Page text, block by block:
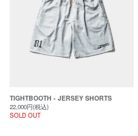
TIGHTBOOTH - JERSEY SHORTS
22,000円(税込)
SOLD OUT